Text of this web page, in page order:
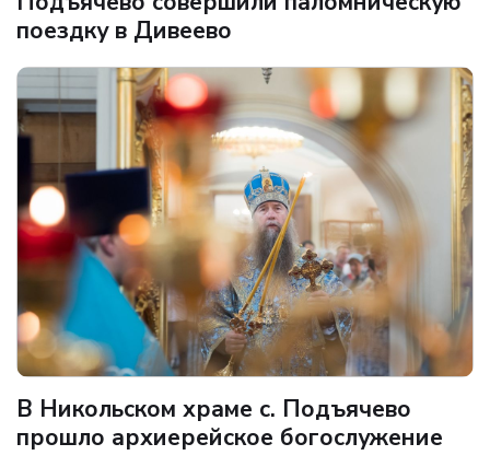
поездку в Дивеево
В Никольском храме с. Подъячево
прошло архиерейское богослужение